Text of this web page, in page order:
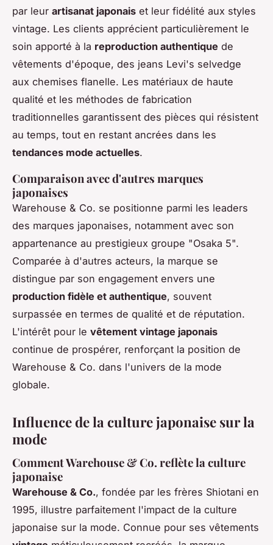
par leur artisanat japonais et leur fidélité aux styles
vintage. Les clients apprécient particulièrement le
soin apporté à la reproduction authentique de
vêtements d'époque, des jeans Levi's selvedge
aux chemises flanelle. Les matériaux de haute
qualité et les méthodes de fabrication
traditionnelles garantissent des pièces qui résistent
au temps, tout en restant ancrées dans les
tendances mode actuelles.
Comparaison avec d'autres marques
japonaises
Warehouse & Co. se positionne parmi les leaders
des marques japonaises, notamment avec son
appartenance au prestigieux groupe "Osaka 5".
Comparée à d'autres acteurs, la marque se
distingue par son engagement envers une
production fidèle et authentique, souvent
surpassée en termes de qualité et de réputation.
L'intérêt pour le vêtement vintage japonais
continue de prospérer, renforçant la position de
Warehouse & Co. dans l'univers de la mode
globale.
Influence de la culture japonaise sur la
mode
Comment Warehouse & Co. reflète la culture
japonaise
Warehouse & Co., fondée par les frères Shiotani en
1995, illustre parfaitement l'impact de la culture
japonaise sur la mode. Connue pour ses vêtements